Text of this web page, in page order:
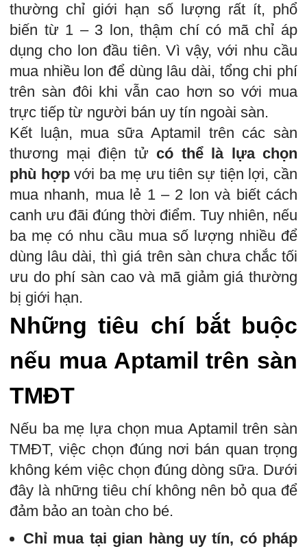
thường chỉ giới hạn số lượng rất ít, phổ
biến từ 1 – 3 lon, thậm chí có mã chỉ áp
dụng cho lon đầu tiên. Vì vậy, với nhu cầu
mua nhiều lon để dùng lâu dài, tổng chi phí
trên sàn đôi khi vẫn cao hơn so với mua
trực tiếp từ người bán uy tín ngoài sàn.
Kết luận, mua sữa Aptamil trên các sàn
thương mại điện tử có thể là lựa chọn
phù hợpvới ba mẹ ưu tiên sự tiện lợi, cần
mua nhanh, mua lẻ 1 – 2 lon và biết cách
canh ưu đãi đúng thời điểm. Tuy nhiên, nếu
ba mẹ có nhu cầu mua số lượng nhiều để
dùng lâu dài, thì giá trên sàn chưa chắc tối
ưu do phí sàn cao và mã giảm giá thường
bị giới hạn.
Những tiêu chí bắt buộc
nếu mua Aptamil trên sàn
TMĐT
Nếu ba mẹ lựa chọn mua Aptamil trên sàn
TMĐT, việc chọn đúng nơi bán quan trọng
không kém việc chọn đúng dòng sữa. Dưới
đây là những tiêu chí không nên bỏ qua để
đảm bảo an toàn cho bé.
Chỉ mua tại gian hàng uy tín, có pháp